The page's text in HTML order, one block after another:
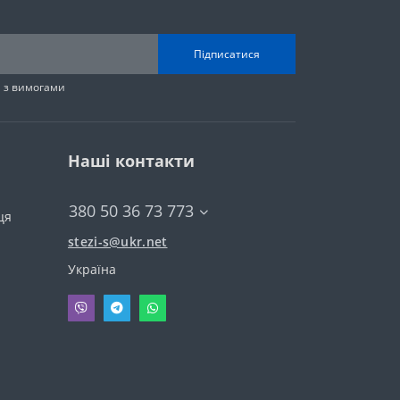
Підписатися
з вимогами
Наші контакти
380 50 36 73 773
stezi-s@ukr.net
Україна